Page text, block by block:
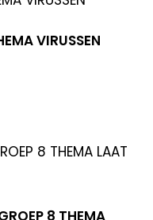
VIRUSSEN
8 THEMA